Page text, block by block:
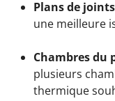
Plans de joints
une meilleure
Chambres du
plusieurs
thermique